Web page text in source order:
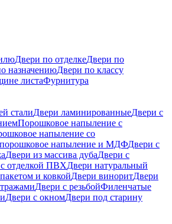
Двери по отделкеДвери по
назначениюДвери по классу
листаФурнитура
сталиДвери ламинированныеДвери с
Порошковое напыление с
напыление со
напыление и МДФДвери с
Двери из массива дубаДвери с
отделкой ПВХДвери натуральный
и ковкойДвери виноритДвери
Двери с резьбойФиленчатые
Двери с окномДвери под старину